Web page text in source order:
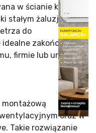
w ścianie kominka
stałym żaluzją,
do
zakończenie
firmie lub urzędzie.
montażową
oraz w
Takie rozwiązanie